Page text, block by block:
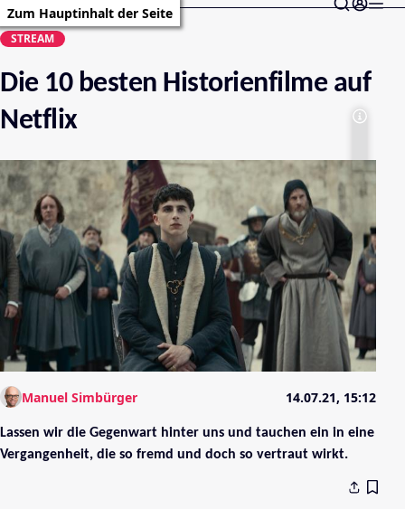
Zum Hauptinhalt der Seite
STREAM
Die 10 besten Historienfilme auf
Netflix
Manuel Simbürger 14.07.21, 15:12
Lassen wir die Gegenwart hinter uns und tauchen ein in eine
Vergangenheit, die so fremd und doch so vertraut wirkt.